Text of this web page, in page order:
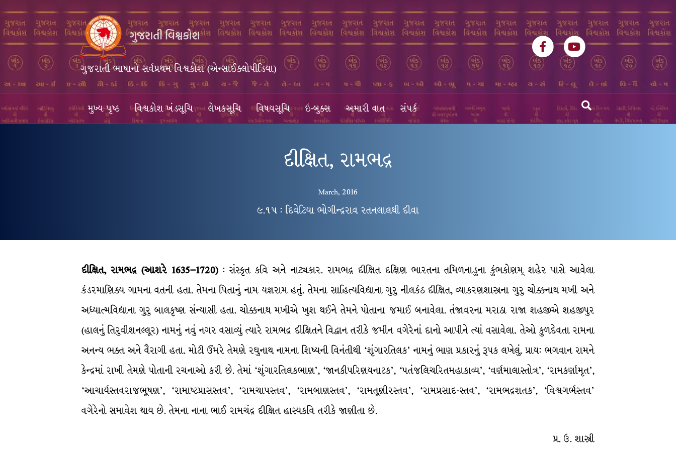
ગુજરાતી ભાષાનો સર્વપ્રથમ વિશ્વકોશ (એન્સાઈક્લોપીડિયા)
FacebookYoutube
મુખ્ય પૃષ્ઠ વિશ્વકોશ ખંડસૂચિ લેખકસૂચિ વિષયસૂચિ ઇ-બુક્સ અમારી વાત સંપર્ક
દીક્ષિત, રામભદ્ર
March, 2016
૯.૧૫ : દિવેટિયા ભોગીન્દ્રરાવ રતનલાલથી દીવા
દીક્ષિત, રામભદ્ર (આશરે 1635–1720): સંસ્કૃત કવિ અને નાટ્યકાર. રામભદ્ર દીક્ષિત દક્ષિણ ભારતના તમિળનાડુના કુંભકોણમ્ શહેર પાસે આવેલા
કંડરમાણિક્ય ગામના વતની હતા. તેમના પિતાનું નામ યજ્ઞરામ હતું. તેમના સાહિત્યવિદ્યાના ગુરુ નીલકંઠ દીક્ષિત, વ્યાકરણશાસ્ત્રના ગુરુ ચોક્કનાથ મખી અને
અધ્યાત્મવિદ્યાના ગુરુ બાલકૃષ્ણ સંન્યાસી હતા. ચોક્કનાથ મખીએ ખુશ થઈને તેમને પોતાના જમાઈ બનાવેલા. તંજાવરના મરાઠા રાજા શહજીએ શહજીપુર
(હાલનું તિરુવીશનલ્લૂર) નામનું નવું નગર વસાવ્યું ત્યારે રામભદ્ર દીક્ષિતને વિદ્વાન તરીકે જમીન વગેરેનાં દાનો આપીને ત્યાં વસાવેલા. તેઓ કુળદેવતા રામના
અનન્ય ભક્ત અને વૈરાગી હતા. મોટી ઉંમરે તેમણે રઘુનાથ નામના શિષ્યની વિનંતીથી ‘શૃંગારતિલક’ નામનું ભાણ પ્રકારનું રૂપક લખેલું. પ્રાય: ભગવાન રામને
કેન્દ્રમાં રાખી તેમણે પોતાની રચનાઓ કરી છે. તેમાં ‘શૃંગારતિલકભાણ’, ‘જાનકીપરિણયનાટક’, ‘પતંજલિચરિતમહાકાવ્ય’, ‘વર્ણમાલાસ્તોત્ર’, ‘રામકર્ણામૃત’,
‘આચાર્યસ્તવરાજભૂષણ’, ‘રામાષ્ટપ્રાસસ્તવ’, ‘રામચાપસ્તવ’, ‘રામબાણસ્તવ’, ‘રામતૂણીરસ્તવ’, ‘રામપ્રસાદ-સ્તવ’, ‘રામભદ્રશતક’, ‘વિશ્વગર્ભસ્તવ’
વગેરેનો સમાવેશ થાય છે. તેમના નાના ભાઈ રામચંદ્ર દીક્ષિત હાસ્યકવિ તરીકે જાણીતા છે.
પ્ર. ઉ. શાસ્ત્રી